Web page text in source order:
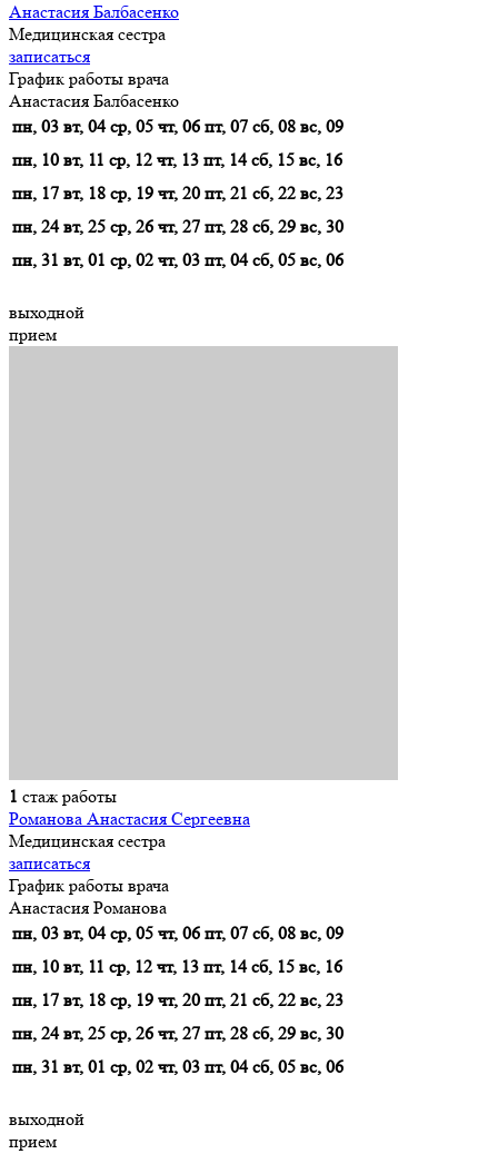
Анастасия Балбасенко
Медицинская сестра
записаться
График работы врача
Анастасия Балбасенко
пн, 03 вт, 04 ср, 05 чт, 06 пт, 07 сб, 08 вс, 09
пн, 10 вт, 11 ср, 12 чт, 13 пт, 14 сб, 15 вс, 16
пн, 17 вт, 18 ср, 19 чт, 20 пт, 21 сб, 22 вс, 23
пн, 24 вт, 25 ср, 26 чт, 27 пт, 28 сб, 29 вс, 30
пн, 31 вт, 01 ср, 02 чт, 03 пт, 04 сб, 05 вс, 06
выходной
прием
1 стаж работы
Романова Анастасия Сергеевна
Медицинская сестра
записаться
График работы врача
Анастасия Романова
пн, 03 вт, 04 ср, 05 чт, 06 пт, 07 сб, 08 вс, 09
пн, 10 вт, 11 ср, 12 чт, 13 пт, 14 сб, 15 вс, 16
пн, 17 вт, 18 ср, 19 чт, 20 пт, 21 сб, 22 вс, 23
пн, 24 вт, 25 ср, 26 чт, 27 пт, 28 сб, 29 вс, 30
пн, 31 вт, 01 ср, 02 чт, 03 пт, 04 сб, 05 вс, 06
выходной
прием